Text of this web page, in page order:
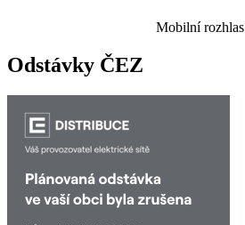
Mobilní rozhlas
Odstávky ČEZ